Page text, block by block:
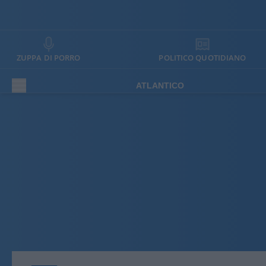
ZUPPA DI PORRO POLITICO QUOTIDIANO
ATLANTICO